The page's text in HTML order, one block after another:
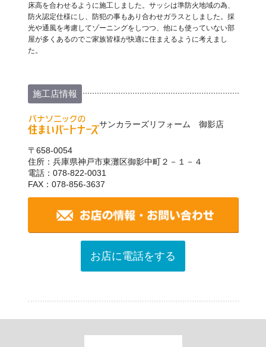
床高を合わせるように施工しました。サッシは準防火地域の為、
防火認定仕様にし、防犯の事もあり合わせガラスとしました。採
光や通風を考慮してゾーニングをしつつ、他にも使っていない部
屋が多くあるのでご家族皆様が快適に住まえるように考えまし
た。
施工店情報
サンカラーズリフォーム 御影店
〒658-0054
住所：兵庫県神戸市東灘区御影中町２－１－４
電話：078-822-0031
FAX：078-856-3637
お店に電話をする